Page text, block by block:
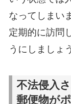
なってしまい
定期的に訪問
うにしましょ
不法侵入
郵便物が